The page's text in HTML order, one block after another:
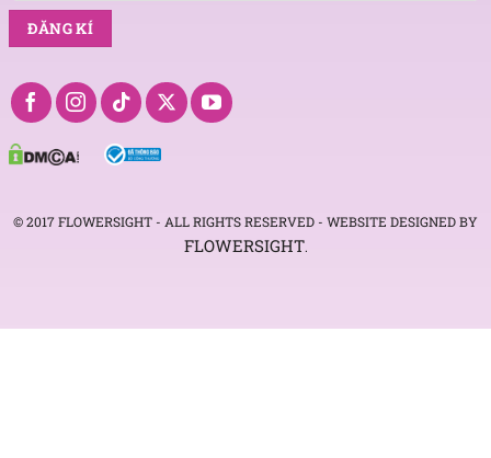
© 2017 FLOWERSIGHT - ALL RIGHTS RESERVED - WEBSITE DESIGNED BY
FLOWERSIGHT.